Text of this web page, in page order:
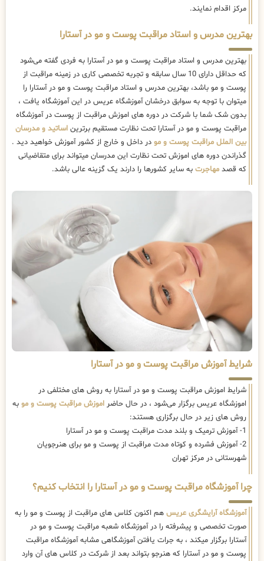
مرکز اقدام نمایند.
بهترین مدرس و استاد مراقبت پوست و مو در آستارا
بهترین مدرس و استاد مراقبت پوست و مو در آستارا به فردی گفته می‌شود
که حداقل دارای 10 سال سابقه و تجربه تخصصی کاری در زمینه مراقبت از
پوست و مو باشد، بهترین مدرس و استاد مراقبت پوست و مو در آستارا را
میتوان با توجه به سوابق درخشان آموزشگاه عریس در این آموزشگاه یافت ،
بدون شک شما با شرکت در دوره های اموزش مراقبت از پوست در آموزشگاه
مراقبت پوست و مو در آستارا تحت نظارت مستقیم برترین اساتید و مدرسان
بین الملل مراقبت پوست و مو در داخل و خارج از کشور آموزش خواهید دید .
گذراندن دوره های اموزش تحت نظارت این مدرسان میتواند برای متقاضیانی
که قصد مهاجرت به سایر کشورها را دارند یک گزینه عالی باشد.
شرایط آموزش مراقبت پوست و مو در آستارا
شرایط اموزش مراقبت پوست و مو در آستارا به روش های مختلفی در
اموزشگاه عریس برگزار می‌شود ، در حال حاضر اموزش مراقبت پوست و مو به
روش های زیر در حال برگزاری هستند:
1- آموزش ترمیک و بلند مدت مراقبت پوست و مو در آستارا
2- آموزش فشرده و کوتاه مدت مراقبت از پوست و مو برای هنرجویان
شهرستانی در مرکز تهران
چرا آموزشگاه مراقبت پوست و مو در آستارا را انتخاب کنیم؟
آموزشگاه آرایشگری عریس هم اکنون کلاس های مراقبت از پوست و مو را به
صورت تخصصی و پیشرفته را در آموزشگاه شعبه مراقبت پوست و مو در
آستارا برگزار میکند ، به جرات یافتن آموزشگاهی مشابه آموزشگاه مراقبت
پوست و مو در آستارا که هنرجو بتواند بعد از شرکت در کلاس های آن وارد